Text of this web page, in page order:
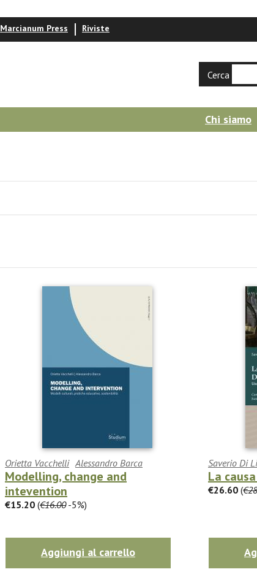
Marcianum Press Riviste
Cerca
Chi siamo
Orietta Vacchelli Alessandro Barca
Modelling, change and
intevention
€15.20 (€16.00-5%)
Aggiungi al carrello
Saverio Di
La
€26.60 (